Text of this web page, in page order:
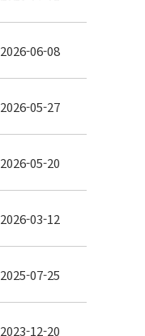
2026-06-08
2026-05-27
2026-05-20
2026-03-12
2025-07-25
2023-12-20